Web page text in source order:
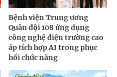
Bệnh viện Trung ương
Quân đội 108 ứng dụng
công nghệ điện trường cao
áp tích hợp AI trong phục
hồi chức năng